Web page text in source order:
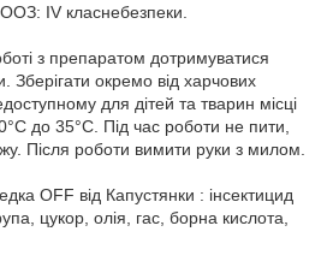
IV класнебезпеки.
з препаратом дотримуватися
Зберігати окремо від харчових
для дітей та тварин місці
до 35°С. Під час роботи не пити,
Після роботи вимити руки з милом.
OFF від Капустянки : інсектицид
цукор, олія, гас, борна кислота,